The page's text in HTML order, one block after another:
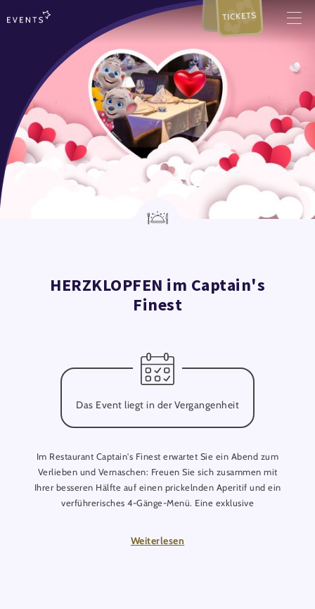
TICKETS
HERZKLOPFEN im Captain's
Finest
Das Event liegt in der Vergangenheit
Im Restaurant Captain's Finest erwartet Sie ein Abend zum
Verlieben und Vernaschen: Freuen Sie sich zusammen mit
Ihrer besseren Hälfte auf einen prickelnden Aperitif und ein
verführerisches 4-Gänge-Menü. Eine exklusive
runden das wundervolle Angebot ab. Zudem überraschen wir
Weiterlesen